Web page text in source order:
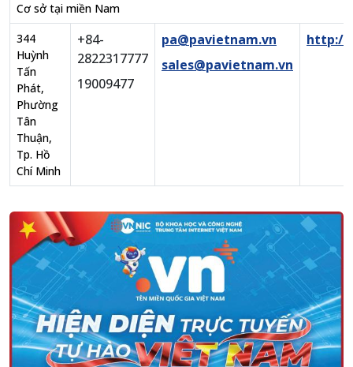
Cơ sở tại miền Nam
344
Huỳnh
Tấn
Phát,
Phường
Tân
Thuận,
Tp. Hồ
Chí Minh
+84-
2822317777
19009477
pa@pavietnam.vn
sales@pavietnam.vn
http://